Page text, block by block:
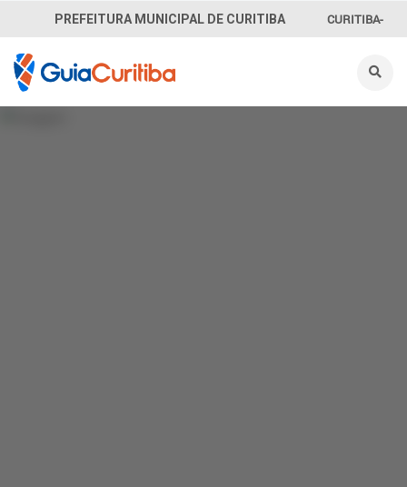
PREFEITURA MUNICIPAL DE CURITIBA CURITIBA-